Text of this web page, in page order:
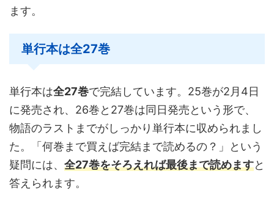
ます。
単行本は全27巻
単行本は全27巻で完結しています。25巻が2月4日
に発売され、26巻と27巻は同日発売という形で、
物語のラストまでがしっかり単行本に収められまし
た。「何巻まで買えば完結まで読めるの？」という
疑問には、 全27巻をそろえれば最後まで読めますと
答えられます。